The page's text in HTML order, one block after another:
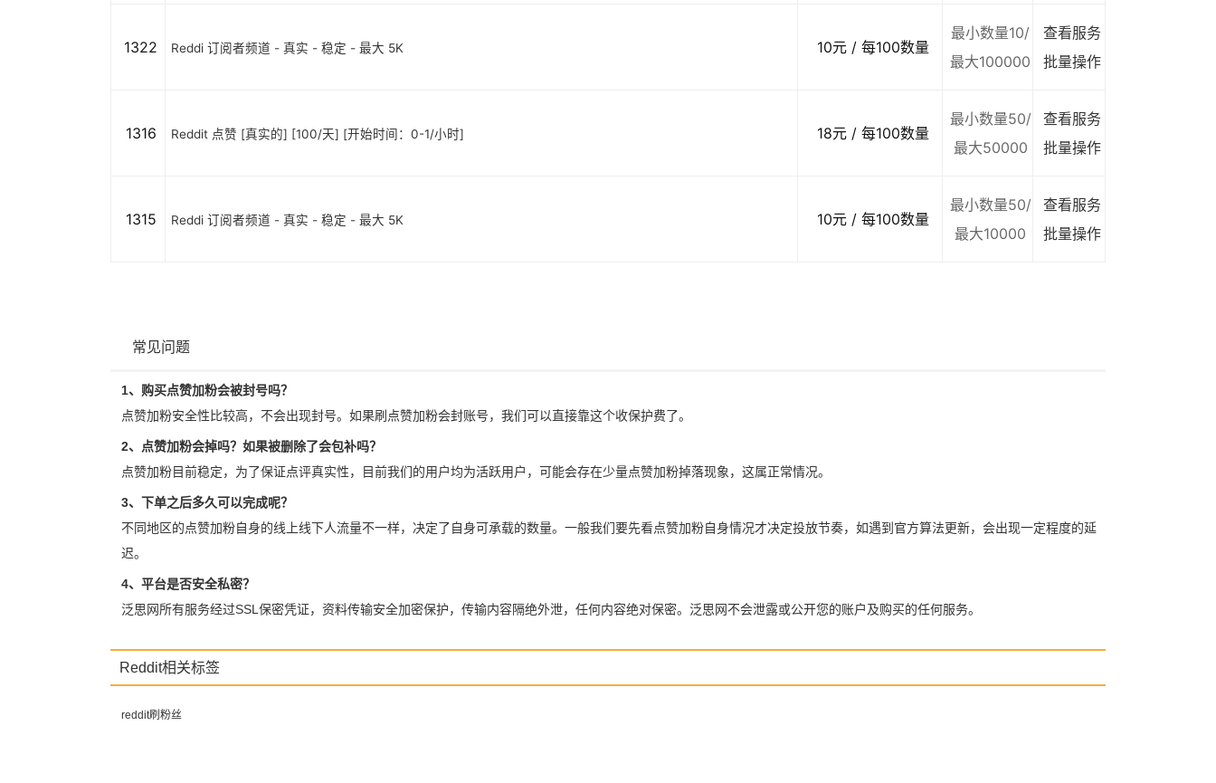
1322 Reddi 订阅者频道 - 真实 - 稳定 - 最大 5K 10元 / 每100数量
最小数量10/
最大100000
查看服务
批量操作
1316 Reddit 点赞 [真实的] [100/天] [开始时间：0-1/小时] 18元 / 每100数量
最小数量50/
最大50000
查看服务
批量操作
1315 Reddi 订阅者频道 - 真实 - 稳定 - 最大 5K 10元 / 每100数量
最小数量50/
最大10000
查看服务
批量操作
常见问题
1、购买点赞加粉会被封号吗？
点赞加粉安全性比较高，不会出现封号。如果刷点赞加粉会封账号，我们可以直接靠这个收保护费了。
2、点赞加粉会掉吗？如果被删除了会包补吗？
点赞加粉目前稳定，为了保证点评真实性，目前我们的用户均为活跃用户，可能会存在少量点赞加粉掉落现象，这属正常情况。
3、下单之后多久可以完成呢？
不同地区的点赞加粉自身的线上线下人流量不一样，决定了自身可承载的数量。一般我们要先看点赞加粉自身情况才决定投放节奏，如遇到官方算法更新，会出现一定程度的延
迟。
4、平台是否安全私密？
泛思网所有服务经过SSL保密凭证，资料传输安全加密保护，传输内容隔绝外泄，任何内容绝对保密。泛思网不会泄露或公开您的账户及购买的任何服务。
Reddit相关标签
reddit刷粉丝